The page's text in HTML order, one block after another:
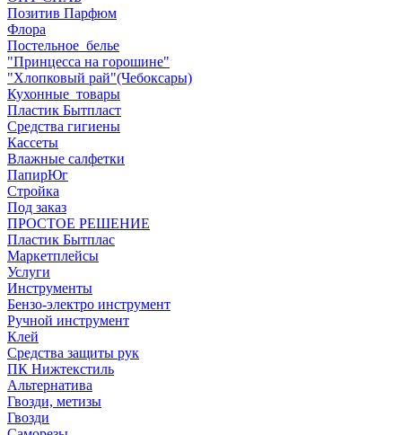
Позитив Парфюм
Флора
Постельное_белье
"Принцесса на горошине"
"Хлопковый рай"(Чебоксары)
Кухонные_товары
Пластик Бытпласт
Средства гигиены
Кассеты
Влажные салфетки
ПапирЮг
Стройка
Под заказ
ПРОСТОЕ РЕШЕНИЕ
Пластик Бытплас
Маркетплейсы
Услуги
Инструменты
Бензо-электро инструмент
Ручной инструмент
Клей
Средства защиты рук
ПК Нижтекстиль
Альтернатива
Гвозди, метизы
Гвозди